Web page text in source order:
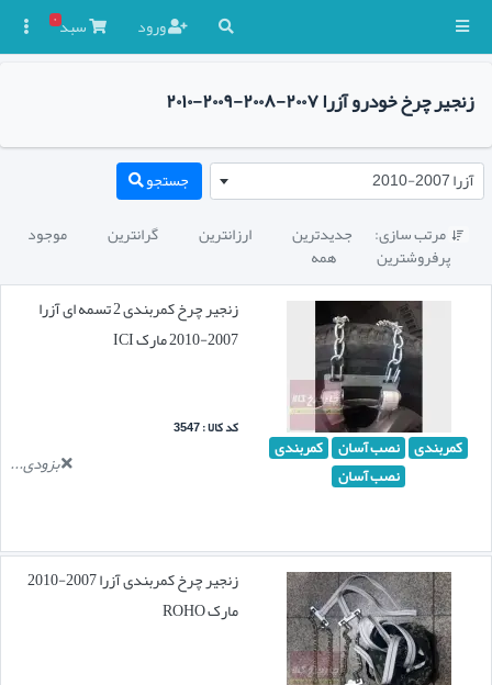
ورود سبد۰
زنجیر چرخ خودرو آزرا ۲۰۰۷-۲۰۰۸-۲۰۰۹-۲۰۱۰
آزرا 2007-2010 جستجو
 مرتب سازی: جدیدترین ارزانترین گرانترین موجود
پرفروشترین همه
کمربندی نصب آسان کمربندی
نصب آسان
زنجیر چرخ کمربندی 2 تسمه ای آزرا
2007-2010 مارک ICI
کد کالا : 3547
بزودی...
زنجیر چرخ کمربندی آزرا 2007-2010
مارک ROHO